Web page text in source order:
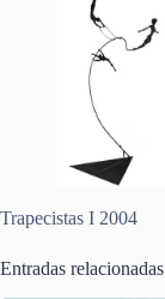
Trapecistas I 2004
Entradas relacionadas